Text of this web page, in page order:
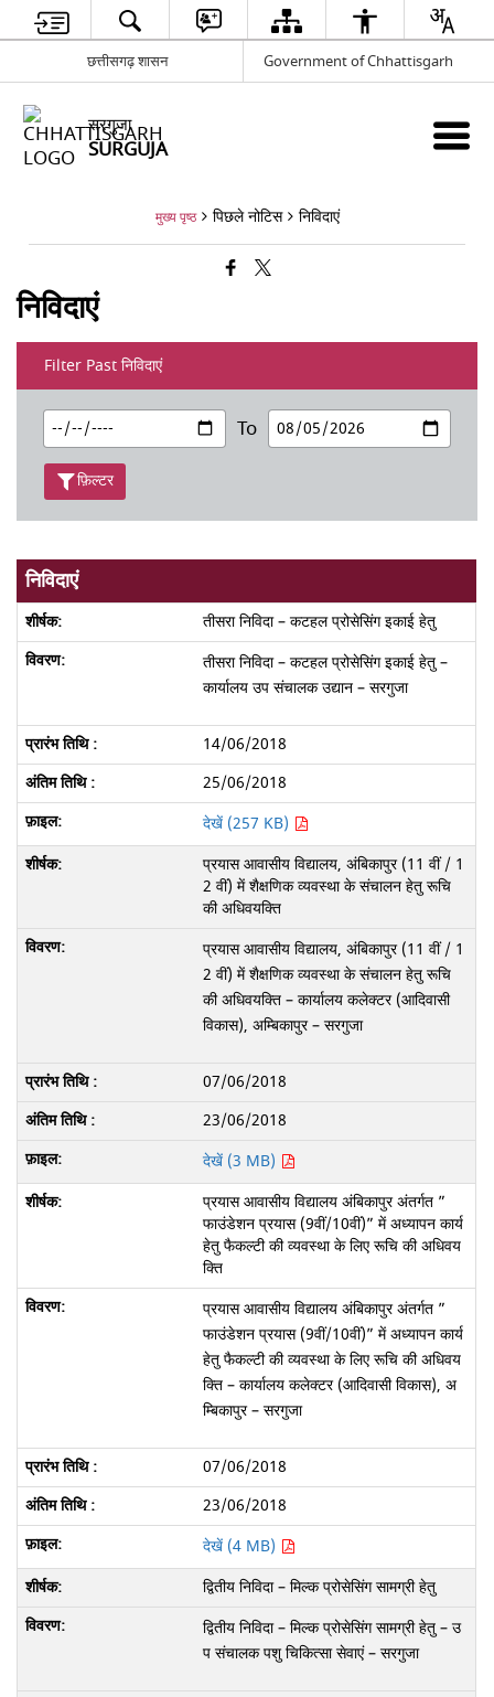
छत्तीसगढ़ शासन Government of Chhattisgarh
सरगुजा
SURGUJA
मुख्य पृष्ठ पिछले नोटिस निविदाएं
निविदाएं
Filter Past निविदाएं
To
फ़िल्टर
निविदाएं
तीसरा निविदा – कटहल प्रोसेसिंग इकाई हेतु
तीसरा निविदा – कटहल प्रोसेसिंग इकाई हेतु –
कार्यालय उप संचालक उद्यान – सरगुजा
14/06/2018
25/06/2018
देखें (257 KB)
प्रयास आवासीय विद्यालय, अंबिकापुर (11 वीं / 1
2 वीं) में शैक्षणिक व्यवस्था के संचालन हेतु रूचि
की अधिवयक्ति
प्रयास आवासीय विद्यालय, अंबिकापुर (11 वीं / 1
2 वीं) में शैक्षणिक व्यवस्था के संचालन हेतु रूचि
की अधिवयक्ति – कार्यालय कलेक्टर (आदिवासी
विकास), अम्बिकापुर – सरगुजा
07/06/2018
23/06/2018
देखें (3 MB)
प्रयास आवासीय विद्यालय अंबिकापुर अंतर्गत ”
फाउंडेशन प्रयास (9वीं/10वीं)” में अध्यापन कार्य
हेतु फैकल्टी की व्यवस्था के लिए रूचि की अधिवय
क्ति
प्रयास आवासीय विद्यालय अंबिकापुर अंतर्गत ”
फाउंडेशन प्रयास (9वीं/10वीं)” में अध्यापन कार्य
हेतु फैकल्टी की व्यवस्था के लिए रूचि की अधिवय
क्ति – कार्यालय कलेक्टर (आदिवासी विकास), अ
म्बिकापुर – सरगुजा
07/06/2018
23/06/2018
देखें (4 MB)
द्वितीय निविदा – मिल्क प्रोसेसिंग सामग्री हेतु
द्वितीय निविदा – मिल्क प्रोसेसिंग सामग्री हेतु – उ
प संचालक पशु चिकित्सा सेवाएं – सरगुजा